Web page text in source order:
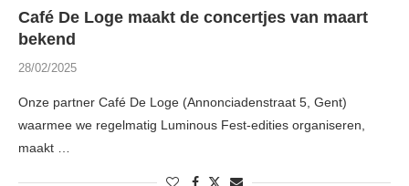
Café De Loge maakt de concertjes van maart
bekend
28/02/2025
Onze partner Café De Loge (Annonciadenstraat 5, Gent)
waarmee we regelmatig Luminous Fest-edities organiseren,
maakt …